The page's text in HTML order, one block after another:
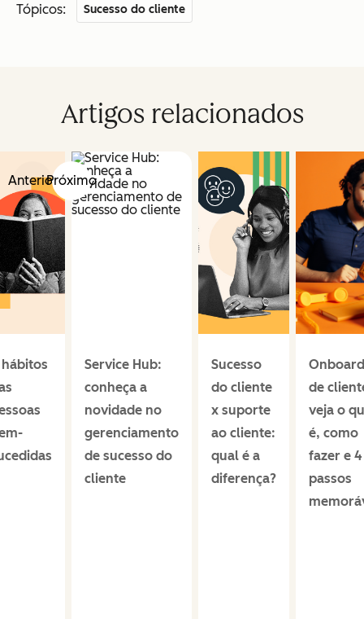
Tópicos: Sucesso do cliente
Artigos relacionados
AnteriorPróximo
Service Hub:
conheça a
novidade no
gerenciamento
de sucesso do
cliente
Sucesso
do cliente
x suporte
ao cliente:
qual é a
diferença?
de
veja o
é, como
fazer e 4
passos